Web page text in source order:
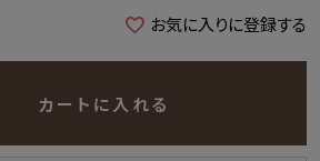
お気に入りに登録する
カートに入れる